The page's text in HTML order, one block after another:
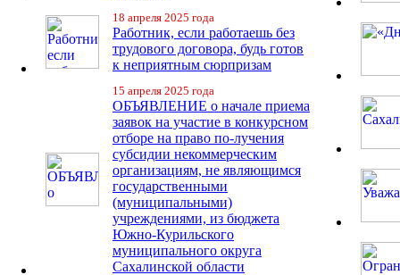
18 апреля 2025 года
Работник, если работаешь без
трудового договора, будь готов
к неприятным сюрпризам
15 апреля 2025 года
ОБЪЯВЛЕНИЕ о начале приема
заявок на участие в конкурсном
отборе на право по-лучения
субсидии некоммерческим
организациям, не являющимся
государственными
(муниципальными)
учреждениями, из бюджета
Южно-Курильского
муниципального округа
Сахалинской области